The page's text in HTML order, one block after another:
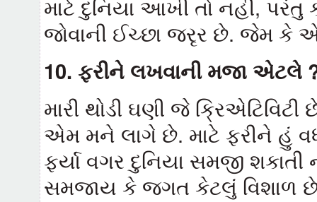
માટે દુનિયા આખી તો નહીં, પરંતુ
જોવાની ઈચ્છા જરૃર છે. જેમ કે
10. ફરીને લખવાની મજા એટલે
મારી થોડી ઘણી જે
એમ મને લાગે છે. માટે ફરીને હું
ફર્યા વગર દુનિયા સમજી
સમજાય કે જગત કેટલું વિશાળ